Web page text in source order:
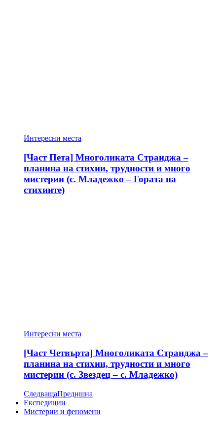
Интересни места
[Част Пета] Многоликата Странджа –
планина на стихии, трудности и много
мистерии (с. Младежко – Гората на
стихиите)
Интересни места
[Част Четвърта] Многоликата Странджа –
планина на стихии, трудности и много
мистерии (с. Звездец – с. Младежко)
СледващаПредишна
Експедиции
Мистерии и феномени